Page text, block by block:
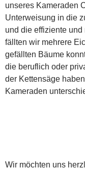
unseres Kameraden
Unterweisung in die
und die effiziente
fällten wir mehrere
gefällten Bäume
die beruflich oder
der Kettensäge
Kameraden
Wir möchten uns